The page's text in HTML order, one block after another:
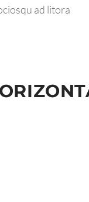
ad litora